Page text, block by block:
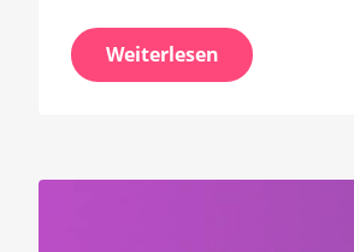
Weiterlesen